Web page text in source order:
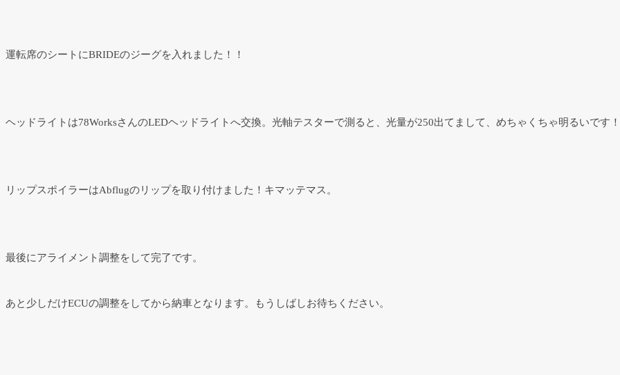
運転席のシートにBRIDEのジーグを入れました！！
ヘッドライトは78WorksさんのLEDヘッドライトへ交換。光軸テスターで測ると、光量が250出てまして、めちゃくちゃ明るいで
リップスポイラーはAbflugのリップを取り付けました！キマッテマス。
最後にアライメント調整をして完了です。
あと少しだけECUの調整をしてから納車となります。もうしばしお待ちください。